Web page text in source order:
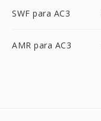
SWF para AC3
AMR para AC3